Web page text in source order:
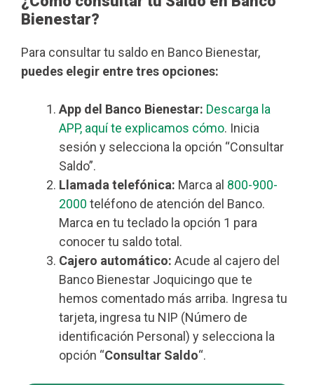
Bienestar?
Para consultar tu saldo en Banco Bienestar,
puedes elegir entre tres opciones:
App del Banco Bienestar: Descarga la
APP, aquí te explicamos cómo. Inicia
sesión y selecciona la opción “Consultar
Saldo”.
Llamada telefónica: Marca al 800-900-
2000 teléfono de atención del Banco.
Marca en tu teclado la opción 1 para
conocer tu saldo total.
Cajero automático: Acude al cajero del
Banco Bienestar Joquicingo que te
hemos comentado más arriba. Ingresa tu
tarjeta, ingresa tu NIP (Número de
identificación Personal) y selecciona la
opción “Consultar Saldo“.